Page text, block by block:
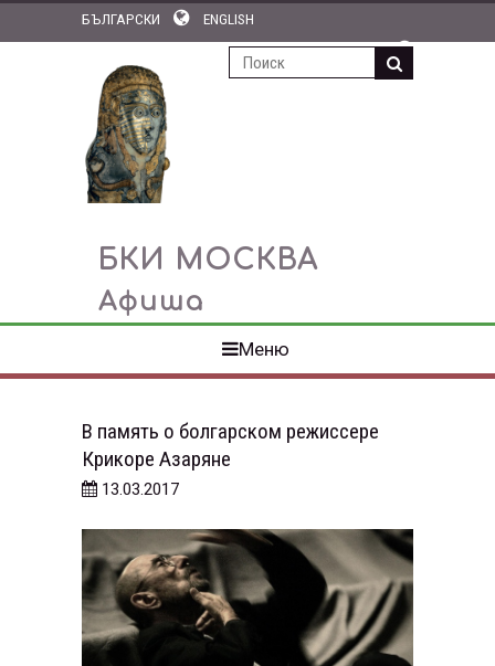
БЪЛГАРСКИ
ENGLISH
ПОДПИСКА НА НОВОСТИ
БКИ МОСКВА
Афиша
Меню
В память о болгарском режиссере
Крикоре Азаряне
13.03.2017